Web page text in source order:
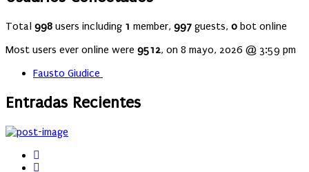
Total 998 users including 1 member, 997 guests, 0 bot online
Most users ever online were 9512, on 8 mayo, 2026 @ 3:59 pm
Fausto Giudice
Entradas Recientes